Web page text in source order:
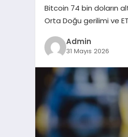
Bitcoin 74 bin doların
Orta Doğu gerilimi ve
Admin
31 Mayıs 2026